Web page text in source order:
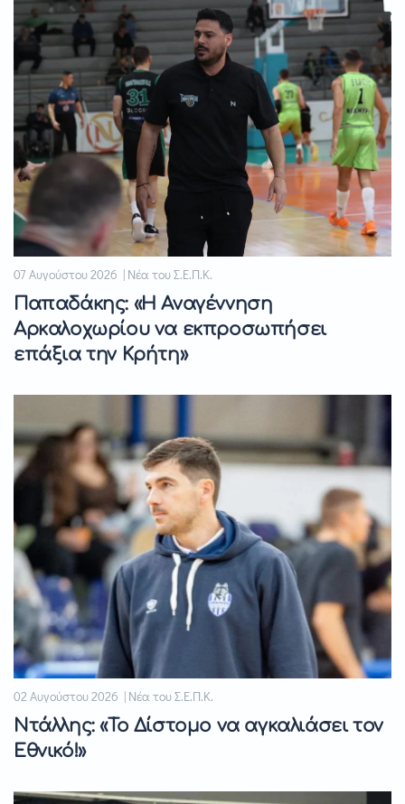
07 Αυγούστου 2026 | Νέα του Σ.Ε.Π.Κ.
Παπαδάκης: «Η Αναγέννηση
Αρκαλοχωρίου να εκπροσωπήσει
επάξια την Κρήτη»
02 Αυγούστου 2026 | Νέα του Σ.Ε.Π.Κ.
Ντάλλης: «Το Δίστομο να αγκαλιάσει τον
Εθνικό!»